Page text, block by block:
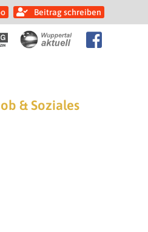
Beitrag schreiben
& Soziales